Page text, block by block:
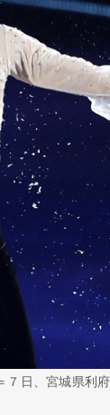
日、宮城県利